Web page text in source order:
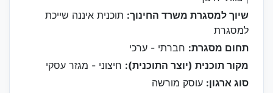
שיוך למסגרת משרד החינוך: תוכנית איננה שייכת
למסגרת
תחום מסגרת: חברתי - ערכי
מקור תוכנית (יוצר התוכנית): חיצוני - מגזר עסקי
סוג ארגון: עוסק מורשה